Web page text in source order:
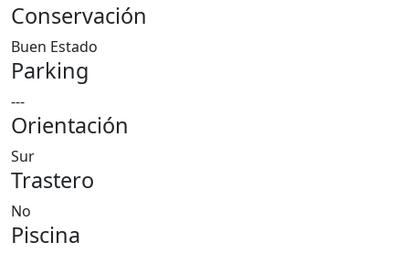
Conservación
Buen Estado
Parking
---
Orientación
Sur
Trastero
No
Piscina